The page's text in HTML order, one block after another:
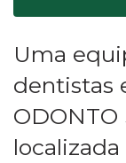
Uma
dentistas
ODONTO